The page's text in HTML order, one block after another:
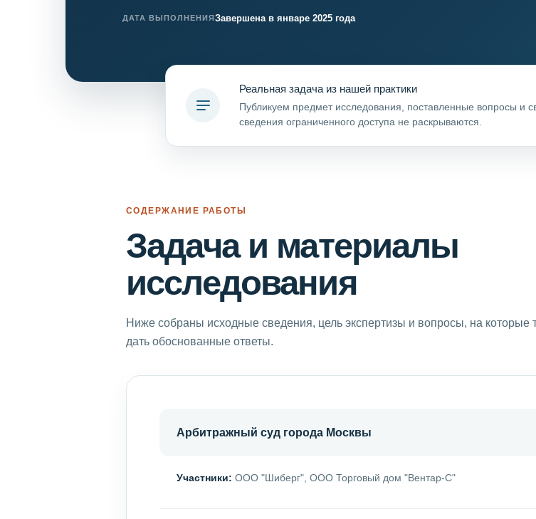
ДАТА ВЫПОЛНЕНИЯЗавершена в январе 2025 года
Реальная задача из нашей практики
Публикуем предмет исследования, поставленные вопросы и
сведения ограниченного доступа не раскрываются.
СОДЕРЖАНИЕ РАБОТЫ
Задача и материалы
исследования
Ниже собраны исходные сведения, цель экспертизы и вопросы, на которые
дать обоснованные ответы.
Арбитражный суд города Москвы
Участники: ООО "Шиберг", ООО Торговый дом "Вентар-С"